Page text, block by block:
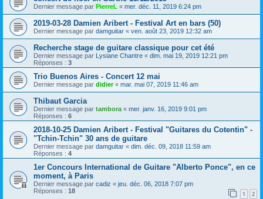
Dernier message par PierreL « mer. déc. 11, 2019 6:24 pm
2019-03-28 Damien Aribert - Festival Art en bars (50)
Dernier message par damguitar « ven. août 23, 2019 12:32 am
Recherche stage de guitare classique pour cet été
Dernier message par Lysiane Chantre « dim. mai 19, 2019 12:21 pm
Réponses : 3
Trio Buenos Aires - Concert 12 mai
Dernier message par didier« mar. mai 07, 2019 11:46 am
Thibaut Garcia
Dernier message par tambora « mer. janv. 16, 2019 9:01 pm
Réponses : 6
2018-10-25 Damien Aribert - Festival "Guitares du Cotentin" -
"Tchin-Tchin" 30 ans de guitare
Dernier message par damguitar « dim. déc. 09, 2018 11:59 am
Réponses : 4
1er Concours International de Guitare "Alberto Ponce", en ce
moment, à Paris
Dernier message par cadiz « jeu. déc. 06, 2018 7:07 pm
Réponses : 18 1 2